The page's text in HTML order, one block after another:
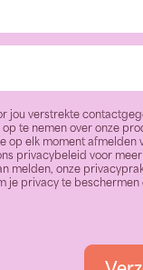
jou verstrekte
te nemen over onze
op elk moment afmelden
privacybeleid voor
melden, onze
je privacy te beschermen